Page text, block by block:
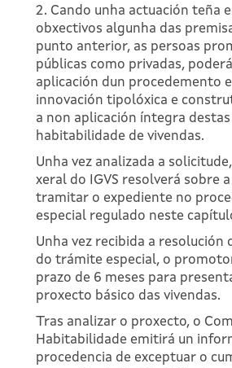
2. Cando unha actuación teña
obxectivos algunha das
punto anterior, as persoas
públicas como privadas,
aplicación dun procedemento
innovación tipolóxica e
a non aplicación íntegra
habitabilidade de vivendas.
Unha vez analizada a
xeral do IGVS resolverá sobre
tramitar o expediente no
especial regulado neste
Unha vez recibida a resolución
do trámite especial, o
prazo de 6 meses para
proxecto básico das vivendas.
Tras analizar o proxecto, o
Habitabilidade emitirá un
procedencia de exceptuar o